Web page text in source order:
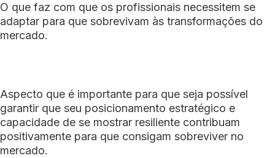
O que faz com que os profissionais necessitem se
adaptar para que sobrevivam às transformações do
mercado.
Aspecto que é importante para que seja possível
garantir que seu posicionamento estratégico e
capacidade de se mostrar resiliente contribuam
positivamente para que consigam sobreviver no
mercado.